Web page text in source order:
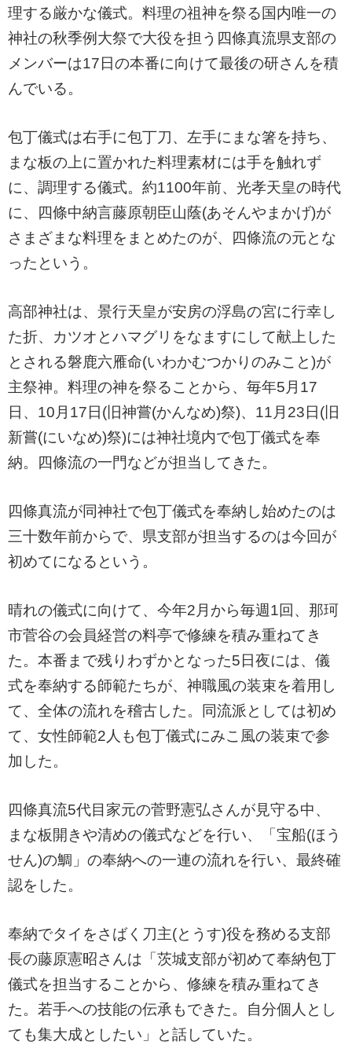
理する厳かな儀式。料理の祖神を祭る国内唯一の
神社の秋季例大祭で大役を担う四條真流県支部の
メンバーは17日の本番に向けて最後の研さんを積
んでいる。
包丁儀式は右手に包丁刀、左手にまな箸を持ち、
まな板の上に置かれた料理素材には手を触れず
に、調理する儀式。約1100年前、光孝天皇の時代
に、四條中納言藤原朝臣山蔭(あそんやまかげ)が
さまざまな料理をまとめたのが、四條流の元とな
ったという。
高部神社は、景行天皇が安房の浮島の宮に行幸し
た折、カツオとハマグリをなますにして献上した
とされる磐鹿六雁命(いわかむつかりのみこと)が
主祭神。料理の神を祭ることから、毎年5月17
日、10月17日(旧神嘗(かんなめ)祭)、11月23日(旧
新嘗(にいなめ)祭)には神社境内で包丁儀式を奉
納。四條流の一門などが担当してきた。
四條真流が同神社で包丁儀式を奉納し始めたのは
三十数年前からで、県支部が担当するのは今回が
初めてになるという。
晴れの儀式に向けて、今年2月から毎週1回、那珂
市菅谷の会員経営の料亭で修練を積み重ねてき
た。本番まで残りわずかとなった5日夜には、儀
式を奉納する師範たちが、神職風の装束を着用し
て、全体の流れを稽古した。同流派としては初め
て、女性師範2人も包丁儀式にみこ風の装束で参
加した。
四條真流5代目家元の菅野憲弘さんが見守る中、
まな板開きや清めの儀式などを行い、「宝船(ほう
せん)の鯛」の奉納への一連の流れを行い、最終確
認をした。
奉納でタイをさばく刀主(とうす)役を務める支部
長の藤原憲昭さんは「茨城支部が初めて奉納包丁
儀式を担当することから、修練を積み重ねてき
た。若手への技能の伝承もできた。自分個人とし
ても集大成としたい」と話していた。